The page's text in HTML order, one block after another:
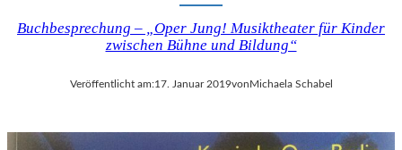
Buchbesprechung – „Oper Jung! Musiktheater für Kinder
zwischen Bühne und Bildung“
Veröffentlicht am:17. Januar 2019vonMichaela Schabel